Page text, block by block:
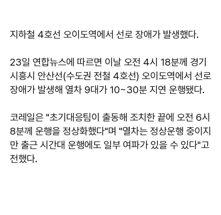
지하철 4호선 오이도역에서 선로 장애가 발생했다.
23일 연합뉴스에 따르면 이날 오전 4시 18분께 경기
시흥시 안산선(수도권 전철 4호선) 오이도역에서 선로
장애가 발생해 열차 9대가 10~30분 지연 운행됐다.
코레일은 "초기대응팀이 출동해 조치한 끝에 오전 6시
8분께 운행을 정상화했다"며 "열차는 정상운행 중이지
만 출근 시간대 운행에도 일부 여파가 있을 수 있다"고
전했다.